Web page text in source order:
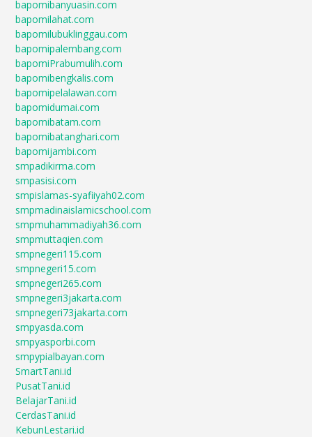
bapomibanyuasin.com
bapomilahat.com
bapomilubuklinggau.com
bapomipalembang.com
bapomiPrabumulih.com
bapomibengkalis.com
bapomipelalawan.com
bapomidumai.com
bapomibatam.com
bapomibatanghari.com
bapomijambi.com
smpadikirma.com
smpasisi.com
smpislamas-syafiiyah02.com
smpmadinaislamicschool.com
smpmuhammadiyah36.com
smpmuttaqien.com
smpnegeri115.com
smpnegeri15.com
smpnegeri265.com
smpnegeri3jakarta.com
smpnegeri73jakarta.com
smpyasda.com
smpyasporbi.com
smpypialbayan.com
SmartTani.id
PusatTani.id
BelajarTani.id
CerdasTani.id
KebunLestari.id